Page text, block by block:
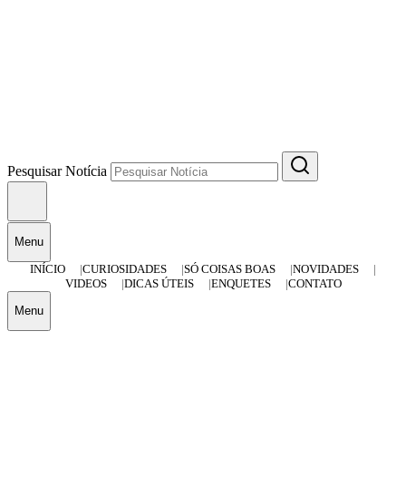
Pesquisar Notícia
Menu
INÍCIO
CURIOSIDADES SÓ COISAS BOAS
NOVIDADES
VIDEOS
DICAS ÚTEIS ENQUETES CONTATO
Menu